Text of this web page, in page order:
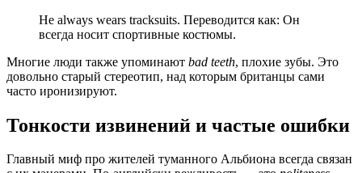
He always wears tracksuits. Переводится как: Он
всегда носит спортивные костюмы.
Многие люди также упоминают bad teeth, плохие зубы. Это
довольно старый стереотип, над которым британцы сами
часто иронизируют.
Тонкости извинений и частые ошибки
Главный миф про жителей туманного Альбиона всегда связан